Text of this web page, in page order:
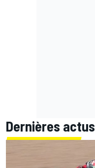
Dernières actus